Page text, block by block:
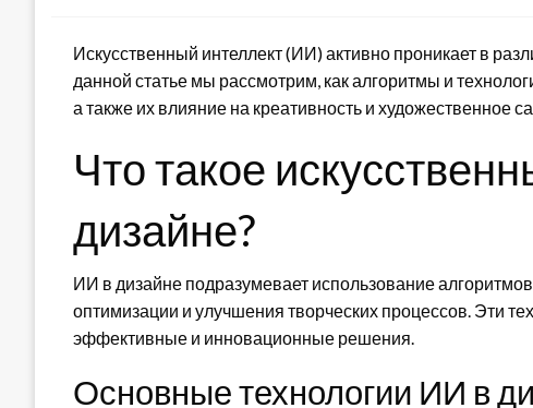
Искусственный интеллект (ИИ) активно проникает в
данной статье мы рассмотрим, как алгоритмы и
а также их влияние на креативность и художественное
Что такое
дизайне?
ИИ в дизайне подразумевает использование
оптимизации и улучшения творческих процессов. Эти
эффективные и инновационные решения.
Основные технологии ИИ в